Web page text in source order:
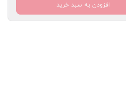
افزودن به سبد خرید